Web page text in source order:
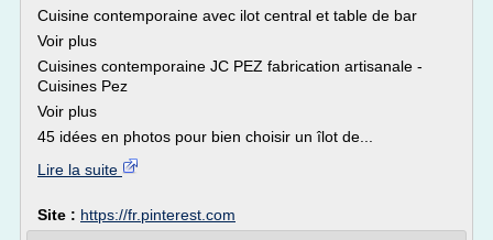
Cuisine contemporaine avec ilot central et table de bar
Voir plus
Cuisines contemporaine JC PEZ fabrication artisanale -
Cuisines Pez
Voir plus
45 idées en photos pour bien choisir un îlot de...
Lire la suite
Site : https://fr.pinterest.com